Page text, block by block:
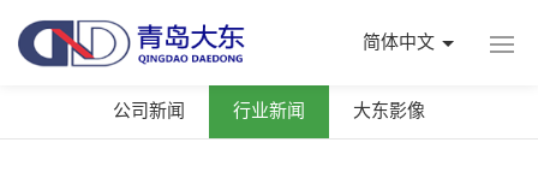
简体中文
公司新闻 行业新闻 大东影像